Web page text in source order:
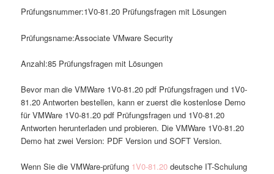
Prüfungsnummer:1V0-81.20 Prüfungsfragen mit Lösungen
Prüfungsname:Associate VMware Security
Anzahl:85 Prüfungsfragen mit Lösungen
Bevor man die VMWare 1V0-81.20 pdf Prüfungsfragen und 1V0-
81.20 Antworten bestellen, kann er zuerst die kostenlose Demo
für VMWare 1V0-81.20 pdf Prüfungsfragen und 1V0-81.20
Antworten herunterladen und probieren. Die VMWare 1V0-81.20
Demo hat zwei Version: PDF Version und SOFT Version.
Wenn Sie die VMWare-prüfung 1V0-81.20 deutsche IT-Schulung